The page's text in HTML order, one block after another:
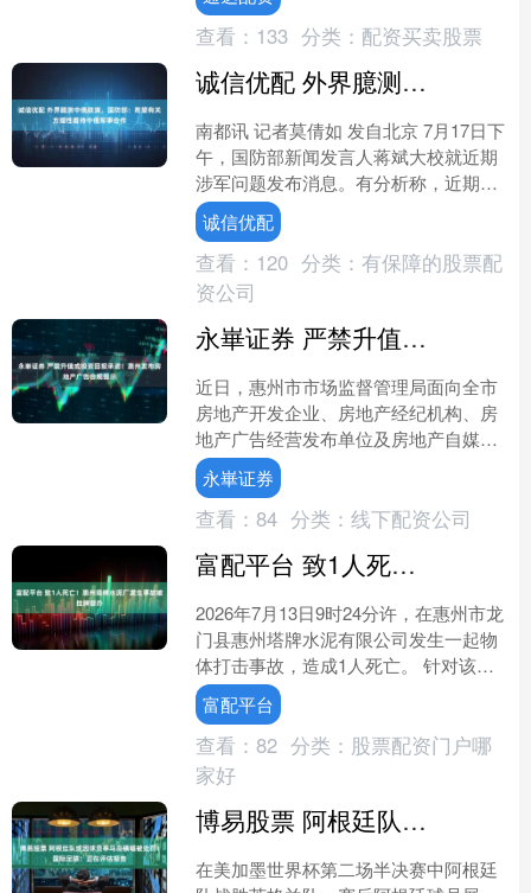
裁、保荐代表人张....
查看： 133 分类： 配资买卖股票
诚信优配 外界臆测中俄联演，国防部：希望有关方理性看待中俄军事合作
南都讯 记者莫倩如 发自北京 7月17日下
午，国防部新闻发言人蒋斌大校就近期
涉军问题发布消息。有分析称，近期中
俄两国海军举行联合演习及海上联合巡
航恰逢美盟开展系....
诚信优配
查看： 120 分类： 有保障的股票配
资公司
永崋证券 严禁升值或投资回报承诺！惠州发布房地产广告合规提示
近日，惠州市市场监督管理局面向全市
房地产开发企业、房地产经纪机构、房
地产广告经营发布单位及房地产自媒体
运营主体，发布房地产广告发布专项合
规提示（下称提示），进一....
永崋证券
查看： 84 分类： 线下配资公司
富配平台 致1人死亡！惠州塔牌水泥厂发生事故被挂牌督办
2026年7月13日9时24分许，在惠州市龙
门县惠州塔牌水泥有限公司发生一起物
体打击事故，造成1人死亡。 针对该事
故，惠州市安全生产委员会办公室已向
龙门县人民政....
富配平台
查看： 82 分类： 股票配资门户哪
家好
博易股票 阿根廷队或因球员举马岛横幅被处罚！国际足联：正在评估报告
在美加墨世界杯第二场半决赛中阿根廷